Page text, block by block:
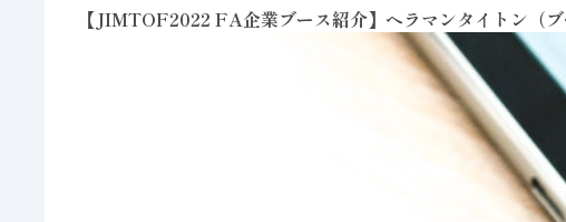
【JIMTOF2022 FA企業ブース紹介】ヘラマンタイトン（ブ